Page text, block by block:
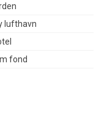
lufthavn
fond